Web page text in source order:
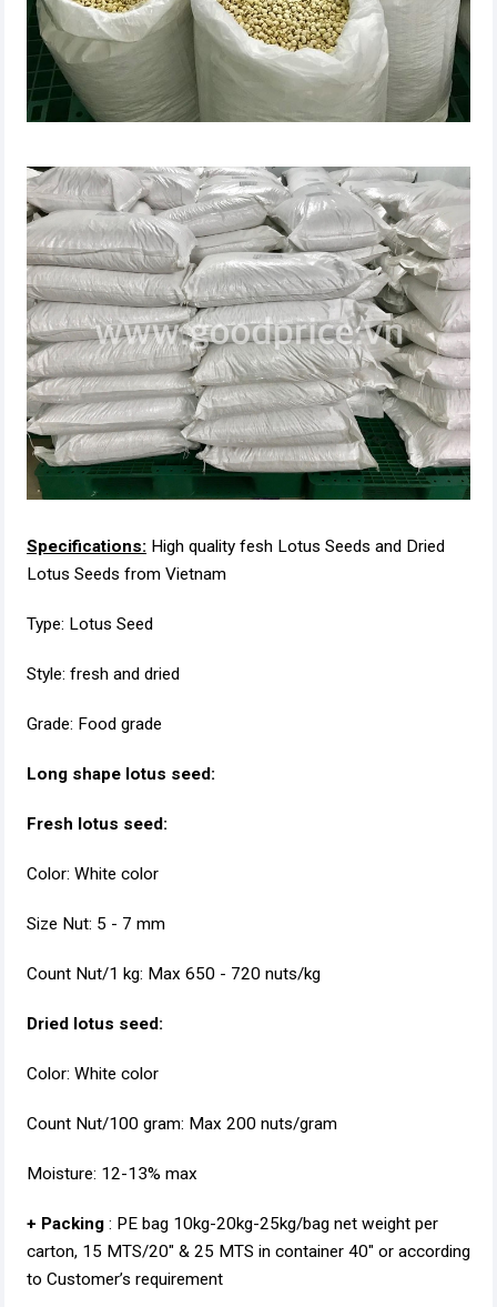
Specifications: High quality fesh Lotus Seeds and Dried
Lotus Seeds from Vietnam
Type: Lotus Seed
Style: fresh and dried
Grade: Food grade
Long shape lotus seed:
Fresh lotus seed:
Color: White color
Size Nut: 5 - 7 mm
Count Nut/1 kg: Max 650 - 720 nuts/kg
Dried lotus seed:
Color: White color
Count Nut/100 gram: Max 200 nuts/gram
Moisture: 12-13% max
+ Packing : PE bag 10kg-20kg-25kg/bag net weight per
carton, 15 MTS/20" & 25 MTS in container 40" or according
to Customer’s requirement